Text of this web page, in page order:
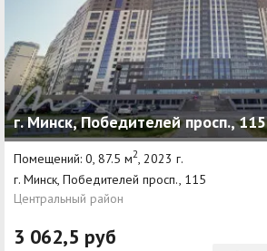
г. Минск, Победителей просп., 115
Помещений: 0, 87.5 м2 , 2023 г.
г. Минск, Победителей просп., 115
Центральный район
3 062,5 руб